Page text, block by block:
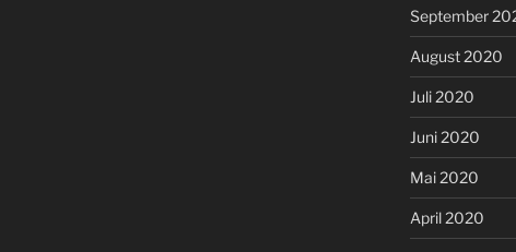
September
August 2020
Juli 2020
Juni 2020
Mai 2020
April 2020